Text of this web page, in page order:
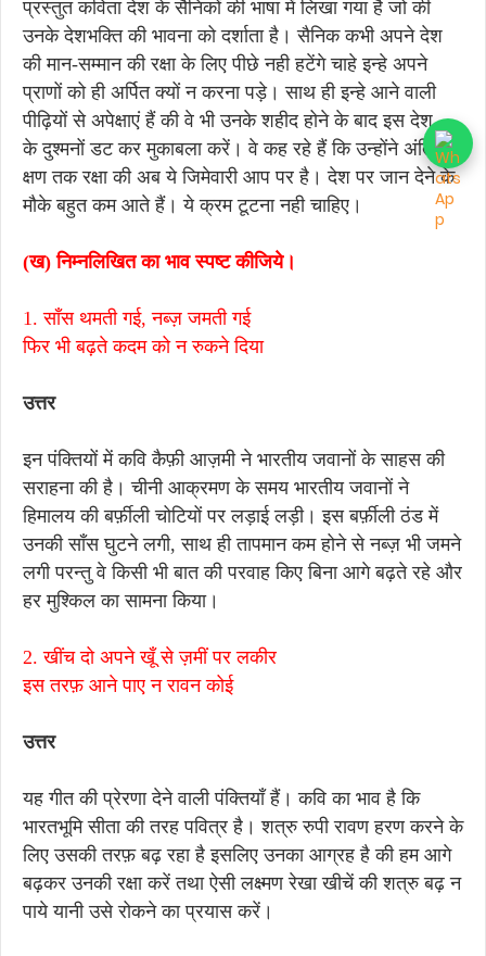
प्रस्तुत कविता देश के सैनिकों की भाषा में लिखा गया है जो की
उनके देशभक्ति की भावना को दर्शाता है। सैनिक कभी अपने देश
की मान-सम्मान की रक्षा के लिए पीछे नही हटेंगे चाहे इन्हे अपने
प्राणों को ही अर्पित क्यों न करना पड़े। साथ ही इन्हे आने वाली
पीढ़ियों से अपेक्षाएं हैं की वे भी उनके शहीद होने के बाद इस देश
के दुश्मनों डट कर मुकाबला करें। वे कह रहे हैं कि उन्होंने अंतिम
क्षण तक रक्षा की अब ये जिमेवारी आप पर है। देश पर जान देने के
मौके बहुत कम आते हैं। ये क्रम टूटना नही चाहिए।
(ख) निम्नलिखित का भाव स्पष्ट कीजिये।
1. साँस थमती गई, नब्ज़ जमती गई
फिर भी बढ़ते कदम को न रुकने दिया
उत्तर
इन पंक्तियों में कवि कैफ़ी आज़मी ने भारतीय जवानों के साहस की
सराहना की है। चीनी आक्रमण के समय भारतीय जवानों ने
हिमालय की बर्फ़ीली चोटियों पर लड़ाई लड़ी। इस बर्फ़ीली ठंड में
उनकी साँस घुटने लगी, साथ ही तापमान कम होने से नब्ज़ भी जमने
लगी परन्तु वे किसी भी बात की परवाह किए बिना आगे बढ़ते रहे और
हर मुश्किल का सामना किया।
2. खींच दो अपने खूँ से ज़मीं पर लकीर
इस तरफ़ आने पाए न रावन कोई
उत्तर
यह गीत की प्रेरणा देने वाली पंक्तियाँ हैं। कवि का भाव है कि
भारतभूमि सीता की तरह पवित्र है। शत्रु रुपी रावण हरण करने के
लिए उसकी तरफ़ बढ़ रहा है इसलिए उनका आग्रह है की हम आगे
बढ़कर उनकी रक्षा करें तथा ऐसी लक्ष्मण रेखा खीचें की शत्रु बढ़ न
पाये यानी उसे रोकने का प्रयास करें।